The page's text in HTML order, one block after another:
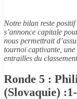
Notre bilan reste
s’annonce capitale
nous permettrait
tournoi captivante,
entrailles du
Ronde 5 :
(Slovaquie)